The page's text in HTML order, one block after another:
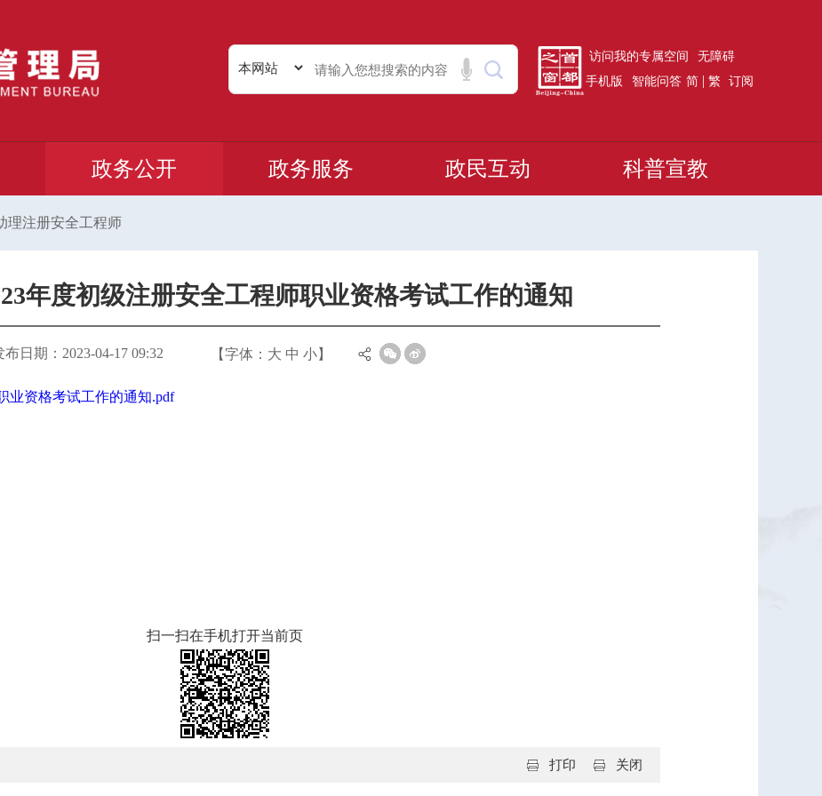
访问我的专属空间
无障碍
手机版
智能问答 简 | 繁 订阅
政务公开 政务服务 政民互动 科普宣教
理注册安全工程师
年度初级注册安全工程师职业资格考试工作的通知
布日期：2023-04-17 09:32 【字体： 大 中 小】
业资格考试工作的通知.pdf
扫一扫在手机打开当前页
关闭
打印